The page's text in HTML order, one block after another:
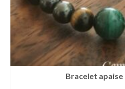
Bracelet